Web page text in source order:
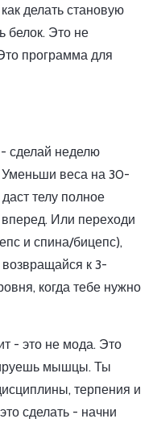
делать становую
белок. Это не
программа для
- сделай неделю
Уменьши веса на 30-
телу полное
Или переходи
и спина/бицепс),
к 3-
когда тебе нужно
- это не мода. Это
мышцы. Ты
терпения и
сделать - начни